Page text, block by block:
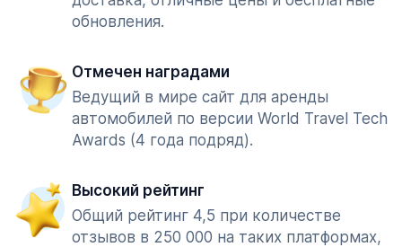
обновления.
Отмечен наградами
Ведущий в мире сайт для аренды
автомобилей по версии World Travel Tech
Awards (4 года подряд).
Высокий рейтинг
Общий рейтинг 4,5 при количестве
отзывов в 250 000 на таких платформах,